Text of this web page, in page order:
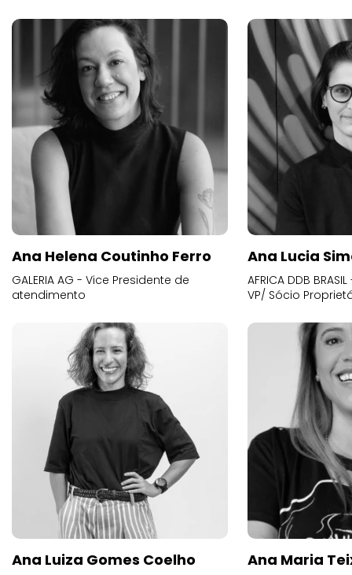
Ana Helena Coutinho Ferro
GALERIA AG - Vice Presidente de
atendimento
Ana Lucia
AFRICA DDB
VP/ Sócio
Ana Luiza Gomes Coelho Ana Maria